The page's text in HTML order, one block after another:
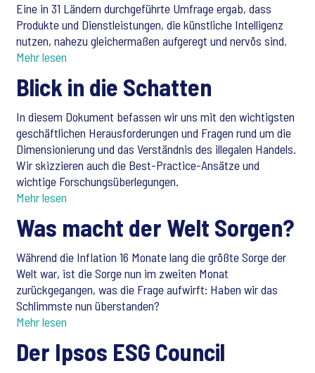
Eine in 31 Ländern durchgeführte Umfrage ergab, dass
Produkte und Dienstleistungen, die künstliche Intelligenz
nutzen, nahezu gleichermaßen aufgeregt und nervös sind.
Mehr lesen
Blick in die Schatten
In diesem Dokument befassen wir uns mit den wichtigsten
geschäftlichen Herausforderungen und Fragen rund um die
Dimensionierung und das Verständnis des illegalen Handels.
Wir skizzieren auch die Best-Practice-Ansätze und
wichtige Forschungsüberlegungen.
Mehr lesen
Was macht der Welt Sorgen?
Während die Inflation 16 Monate lang die größte Sorge der
Welt war, ist die Sorge nun im zweiten Monat
zurückgegangen, was die Frage aufwirft: Haben wir das
Schlimmste nun überstanden?
Mehr lesen
Der Ipsos ESG Council